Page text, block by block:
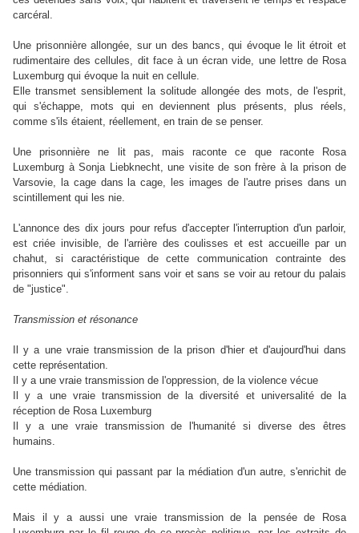
carcéral.
Une prisonnière allongée, sur un des bancs, qui évoque le lit étroit et
rudimentaire des cellules, dit face à un écran vide, une lettre de Rosa
Luxemburg qui évoque la nuit en cellule.
Elle transmet sensiblement la solitude allongée des mots, de l'esprit,
qui s'échappe, mots qui en deviennent plus présents, plus réels,
comme s'ils étaient, réellement, en train de se penser.
Une prisonnière ne lit pas, mais raconte ce que raconte Rosa
Luxemburg à Sonja Liebknecht, une visite de son frère à la prison de
Varsovie, la cage dans la cage, les images de l'autre prises dans un
scintillement qui les nie.
L'annonce des dix jours pour refus d'accepter l'interruption d'un parloir,
est criée invisible, de l'arrière des coulisses et est accueille par un
chahut, si caractéristique de cette communication contrainte des
prisonniers qui s'informent sans voir et sans se voir au retour du palais
de "justice".
Transmission et résonance
Il y a une vraie transmission de la prison d'hier et d'aujourd'hui dans
cette représentation.
Il y a une vraie transmission de l'oppression, de la violence vécue
Il y a une vraie transmission de la diversité et universalité de la
réception de Rosa Luxemburg
Il y a une vraie transmission de l'humanité si diverse des êtres
humains.
Une transmission qui passant par la médiation d'un autre, s'enrichit de
cette médiation.
Mais il y a aussi une vraie transmission de la pensée de Rosa